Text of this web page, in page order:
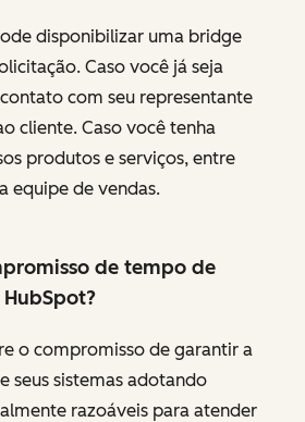
disponibilizar uma bridge
Caso você já seja
com seu representante
cliente. Caso você tenha
produtos e serviços, entre
equipe de vendas.
de tempo de
o compromisso de garantir a
seus sistemas adotando
razoáveis para atender